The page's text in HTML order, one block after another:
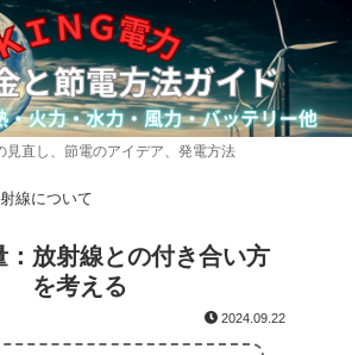
見直し、節電のアイデア、発電方法
線について
：放射線との付き合い方
を考える
2024.09.22